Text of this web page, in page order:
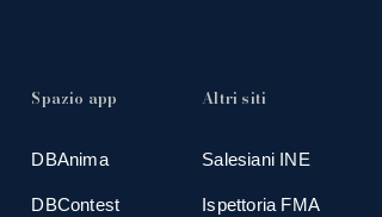
Spazio app
DBAnima
DBContest
Altri siti
Salesiani INE
Ispettoria FMA